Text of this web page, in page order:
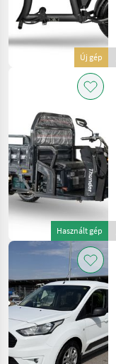
Új gép
Használt gép